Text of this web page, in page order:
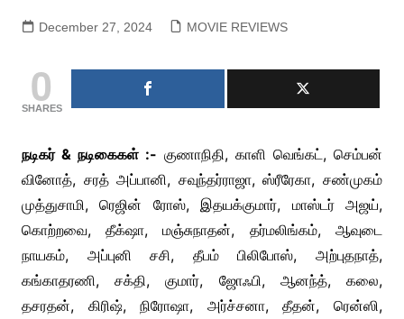
December 27, 2024 MOVIE REVIEWS
0
SHARES
நடிகர் & நடிகைகள் :- குணாநிதி, காளி வெங்கட், செம்பன்
வினோத், சரத் அப்பானி, சவுந்தர்ராஜா, ஸ்ரீரேகா, சண்முகம்
முத்துசாமி, ரெஜின் ரோஸ், இதயக்குமார், மாஸ்டர் அஜய்,
கொற்றவை, தீக்‌ஷா, மஞ்சுநாதன், தர்மலிங்கம், ஆவுடை
நாயகம், அப்புனி சசி, தீபம் பிலிபோஸ், அற்புதநாத்,
கங்காதரணி, சக்தி, குமார், ஜோஃபி, ஆனந்த், கலை,
தசரதன், கிரிஷ், நிரோஷா, அர்ச்சனா, தீதன், ரென்ஸி,